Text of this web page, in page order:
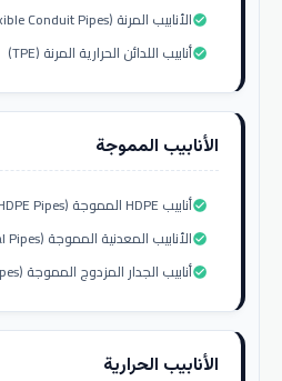
الأنابيب المرنة (Flexible Conduit Pipes)check_circle
أنابيب اللدائن الحرارية المرنة (TPE)check_circle
الأنابيب المموجة
أنابيب HDPE المموجة (Corrugated HDPE Pipes)check_circle
الأنابيب المعدنية المموجة (Corrugated Metal Pipes)check_circle
أنابيب الجدار المزدوج المموجة (DWC Pipes)check_circle
الأنابيب الحرارية